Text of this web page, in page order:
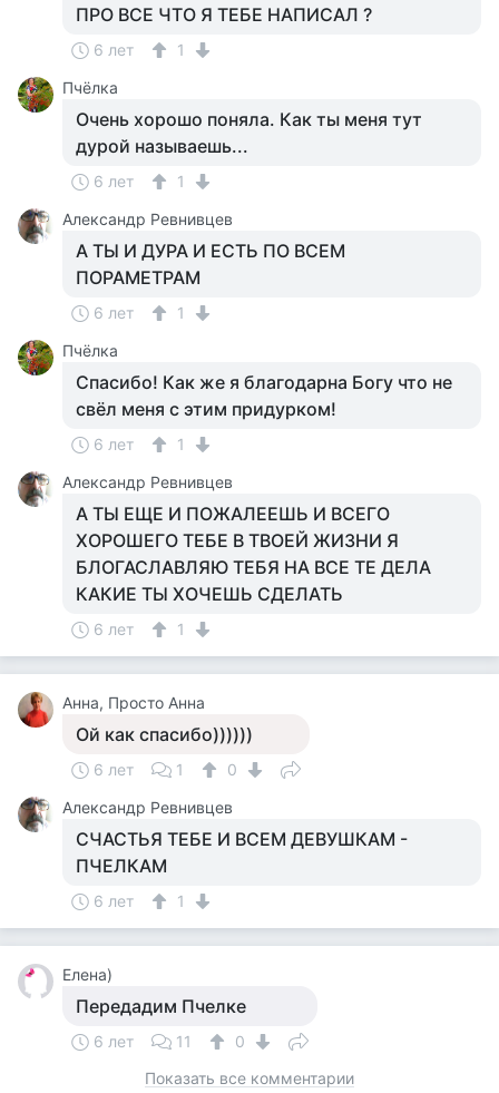
ПРО ВСЕ ЧТО Я ТЕБЕ НАПИСАЛ ?
6 лет
1
Пчёлка
Очень хорошо поняла. Как ты меня тут
дурой называешь...
6 лет
1
Александр Ревнивцев
А ТЫ И ДУРА И ЕСТЬ ПО ВСЕМ
ПОРАМЕТРАМ
6 лет
1
Пчёлка
Спасибо! Как же я благодарна Богу что не
свёл меня с этим придурком!
6 лет
1
Александр Ревнивцев
А ТЫ ЕЩЕ И ПОЖАЛЕЕШЬ И ВСЕГО
ХОРОШЕГО ТЕБЕ В ТВОЕЙ ЖИЗНИ Я
БЛОГАСЛАВЛЯЮ ТЕБЯ НА ВСЕ ТЕ ДЕЛА
КАКИЕ ТЫ ХОЧЕШЬ СДЕЛАТЬ
6 лет 1
Анна, Просто Анна
Ой как спасибо))))))
6 лет 1
0
Александр Ревнивцев
СЧАСТЬЯ ТЕБЕ И ВСЕМ ДЕВУШКАМ -
ПЧЕЛКАМ
6 лет 1
Елена)
Передадим Пчелке
6 лет 11
0
Показать все комментарии